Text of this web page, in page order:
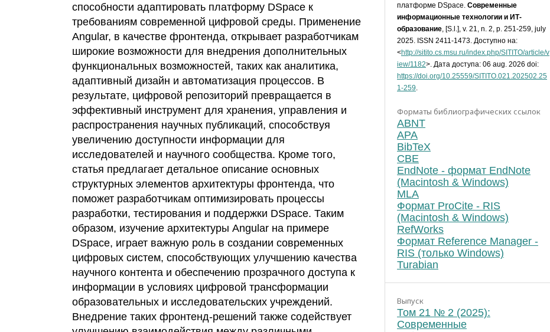
способности адаптировать платформу DSpace к
требованиям современной цифровой среды. Применение
Angular, в качестве фронтенда, открывает разработчикам
широкие возможности для внедрения дополнительных
функциональных возможностей, таких как аналитика,
адаптивный дизайн и автоматизация процессов. В
результате, цифровой репозиторий превращается в
эффективный инструмент для хранения, управления и
распространения научных публикаций, способствуя
увеличению доступности информации для
исследователей и научного сообщества. Кроме того,
статья предлагает детальное описание основных
структурных элементов архитектуры фронтенда, что
поможет разработчикам оптимизировать процессы
разработки, тестирования и поддержки DSpace. Таким
образом, изучение архитектуры Angular на примере
DSpace, играет важную роль в создании современных
цифровых систем, способствующих улучшению качества
научного контента и обеспечению прозрачного доступа к
информации в условиях цифровой трансформации
образовательных и исследовательских учреждений.
Внедрение таких фронтенд-решений также содействует
платформе DSpace. Современные
информационные технологии и ИТ-
образование, [S.l.], v. 21, n. 2, p. 251-259, july
2025. ISSN 2411-1473. Доступно на:
<http://sitito.cs.msu.ru/index.php/SITITO/article/v
iew/1182>. Дата доступа: 06 aug. 2026 doi:
https://doi.org/10.25559/SITITO.021.202502.25
1-259.
Форматы библиографических ссылок
ABNT
APA
BibTeX
CBE
EndNote - формат EndNote
(Macintosh & Windows)
MLA
Формат ProCite - RIS
(Macintosh & Windows)
RefWorks
Формат Reference Manager -
RIS (только Windows)
Turabian
Выпуск
Том 21 № 2 (2025):
Современные